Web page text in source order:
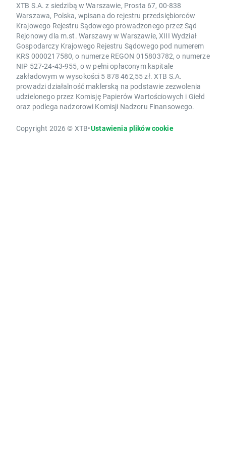
XTB S.A. z siedzibą w Warszawie, Prosta 67, 00-838
Warszawa, Polska, wpisana do rejestru przedsiębiorców
Krajowego Rejestru Sądowego prowadzonego przez Sąd
Rejonowy dla m.st. Warszawy w Warszawie, XIII Wydział
Gospodarczy Krajowego Rejestru Sądowego pod numerem
KRS 0000217580, o numerze REGON 015803782, o numerze
NIP 527-24-43-955, o w pełni opłaconym kapitale
zakładowym w wysokości 5 878 462,55 zł. XTB S.A.
prowadzi działalność maklerską na podstawie zezwolenia
udzielonego przez Komisję Papierów Wartościowych i Giełd
oraz podlega nadzorowi Komisji Nadzoru Finansowego.
Copyright 2026 © XTB•Ustawienia plików cookie